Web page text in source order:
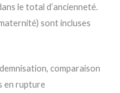
le total d’ancienneté.
sont incluses
comparaison
en rupture